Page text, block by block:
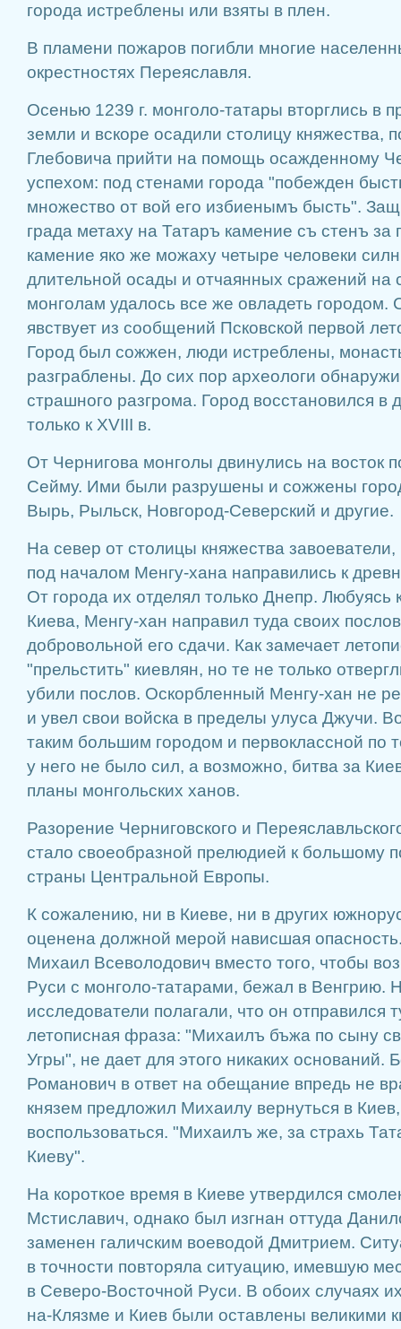
города истреблены или взяты в плен.
В пламени пожаров погибли многие
окрестностях Переяславля.
Осенью 1239 г. монголо-татары вторглись в
земли и вскоре осадили столицу княжества,
Глебовича прийти на помощь осажденному
успехом: под стенами города "побежден
множество от вой его избиенымъ бысть".
града метаху на Татаръ камение съ стенъ за
камение яко же можаху четыре человеки
длительной осады и отчаянных сражений на
монголам удалось все же овладеть городом.
явствует из сообщений Псковской первой
Город был сожжен, люди истреблены,
разграблены. До сих пор археологи
страшного разгрома. Город восстановился в
только к XVIII в.
От Чернигова монголы двинулись на восток
Сейму. Ими были разрушены и сожжены
Вырь, Рыльск, Новгород-Северский и другие.
На север от столицы княжества
под началом Менгу-хана направились к
От города их отделял только Днепр. Любуясь
Киева, Менгу-хан направил туда своих
добровольной его сдачи. Как замечает
"прельстить" киевлян, но те не только
убили послов. Оскорбленный Менгу-хан не
и увел свои войска в пределы улуса Джучи.
таким большим городом и первоклассной по
у него не было сил, а возможно, битва за
планы монгольских ханов.
Разорение Черниговского и
стало своеобразной прелюдией к большому
страны Центральной Европы.
К сожалению, ни в Киеве, ни в других
оценена должной мерой нависшая
Михаил Всеволодович вместо того, чтобы
Руси с монголо-татарами, бежал в Венгрию.
исследователи полагали, что он отправился
летописная фраза: "Михаилъ бъжа по сыну
Угры", не дает для этого никаких оснований.
Романович в ответ на обещание впредь не
князем предложил Михаилу вернуться в
воспользоваться. "Михаилъ же, за страхь
Киеву".
На короткое время в Киеве утвердился
Мстиславич, однако был изгнан оттуда
заменен галичским воеводой Дмитрием.
в точности повторяла ситуацию, имевшую
в Северо-Восточной Руси. В обоих случаях
на-Клязме и Киев были оставлены великими